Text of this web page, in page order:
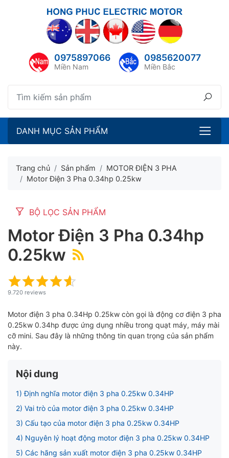
0975897066
Miền Nam
0985620077
Miền Bắc
DANH MỤC SẢN PHẨM
Trang chủ Sản phẩm
MOTOR ĐIỆN 3 PHA
Motor Điện 3 Pha 0.34hp 0.25kw
BỘ LỌC SẢN PHẨM
Motor Điện 3 Pha 0.34hp
0.25kw
9.720 reviews
Motor điện 3 pha 0.34Hp 0.25kw còn gọi là động cơ điện 3 pha
0.25kw 0.34hp được ứng dụng nhiều trong quạt máy, máy mài
cỡ mini. Sau đây là những thông tin quan trọng của sản phẩm
này.
Nội dung
1) Định nghĩa motor điện 3 pha 0.25kw 0.34HP
2) Vai trò của motor điện 3 pha 0.25kw 0.34HP
3) Cấu tạo của motor điện 3 pha 0.25kw 0.34HP
4) Nguyên lý hoạt động motor điện 3 pha 0.25kw 0.34HP
5) Các hãng sản xuất motor điện 3 pha 0.25kw 0.34HP